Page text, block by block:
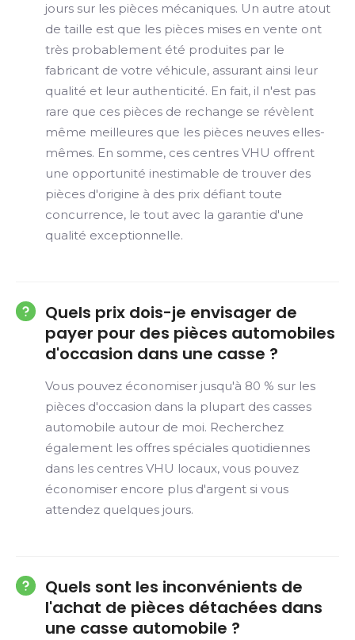
jours sur les pièces mécaniques. Un autre atout
de taille est que les pièces mises en vente ont
très probablement été produites par le
fabricant de votre véhicule, assurant ainsi leur
qualité et leur authenticité. En fait, il n'est pas
rare que ces pièces de rechange se révèlent
même meilleures que les pièces neuves elles-
mêmes. En somme, ces centres VHU offrent
une opportunité inestimable de trouver des
pièces d'origine à des prix défiant toute
concurrence, le tout avec la garantie d'une
qualité exceptionnelle.
Quels prix dois-je envisager de
payer pour des pièces automobiles
d'occasion dans une casse ?
Vous pouvez économiser jusqu'à 80 % sur les
pièces d'occasion dans la plupart des casses
automobile autour de moi. Recherchez
également les offres spéciales quotidiennes
dans les centres VHU locaux, vous pouvez
économiser encore plus d'argent si vous
attendez quelques jours.
Quels sont les inconvénients de
l'achat de pièces détachées dans
une casse automobile ?